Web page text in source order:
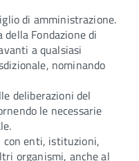
di amministrazione.
Fondazione di
a qualsiasi
nominando
deliberazioni del
le necessarie
con enti, istituzioni,
organismi, anche al